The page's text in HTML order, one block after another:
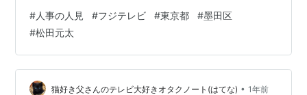
#人事の人見 #フジテレビ #東京都 #墨田区
#松田元太
猫好き父さんのテレビ大好きオタクノート(はてな) • 1年前